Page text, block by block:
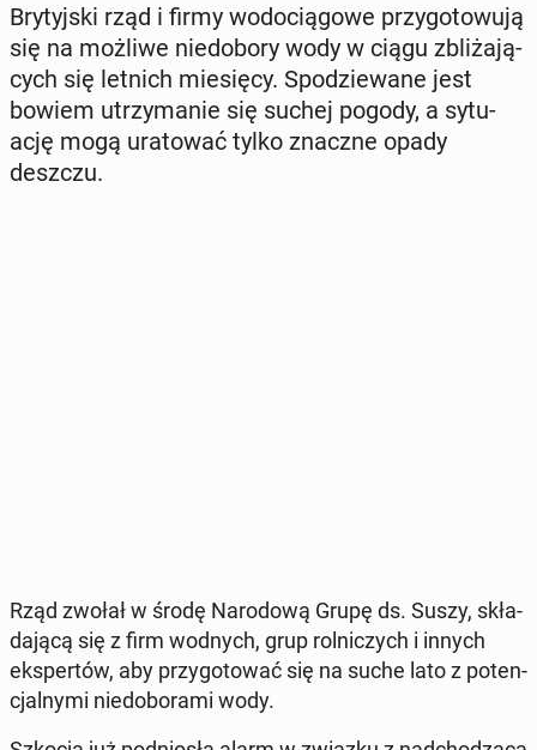
Bry­tyj­ski rząd i firmy wo­do­cią­go­we przy­go­to­wu­ją
się na możliwe nie­do­bo­ry wody w ciągu zbli­ża­ją­
cych się letnich mie­się­cy. Spo­dzie­wa­ne jest
bowiem utrzy­ma­nie się suchej pogody, a sy­tu­
ację mogą ura­to­wać tylko znaczne opady
deszczu.
Rząd zwołał w środę Na­ro­do­wą Grupę ds. Suszy, skła­
da­ją­cą się z firm wodnych, grup rol­ni­czych i innych
eks­per­tów, aby przy­go­to­wać się na suche lato z po­ten­
cjal­ny­mi nie­do­bo­ra­mi wody.